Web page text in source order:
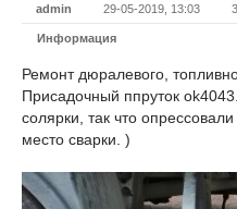
admin 29-05-2019, 13:03
Информация
Ремонт дюралевого,
Присадочный ппруток
солярки, так что
место сварки. )